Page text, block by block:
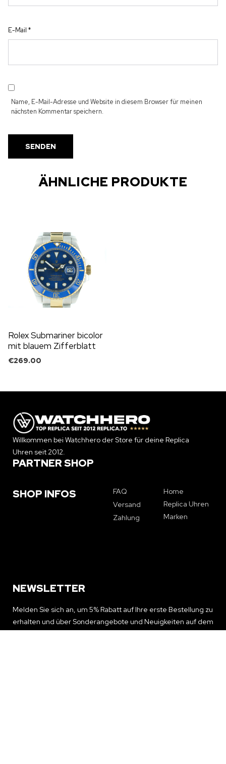
E-Mail *
Name, E-Mail-Adresse und Website in diesem Browser für meinen
nächsten Kommentar speichern.
ÄHNLICHE PRODUKTE
Rolex Submariner bicolor
mit blauem Zifferblatt
€269.00
Willkommen bei Watchhero der Store für deine Replica
Uhren seit 2012.
PARTNER SHOP
SHOP INFOS
FAQ
Versand
Zahlung
Home
Replica Uhren
Marken
NEWSLETTER
Melden Sie sich an, um 5% Rabatt auf Ihre erste Bestellung zu
erhalten und über Sonderangebote und Neuigkeiten auf dem